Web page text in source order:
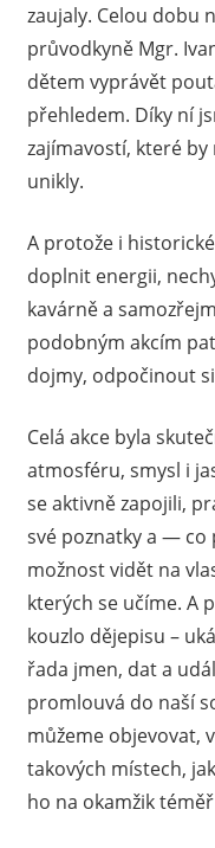
zaujaly. Celou dobu
průvodkyně Mgr.
dětem vyprávět
přehledem. Díky ní
zajímavostí, které
unikly.
A protože i
doplnit energii,
kavárně a
podobným akcím
dojmy, odpočinout
Celá akce byla
atmosféru, smysl i
se aktivně zapojili,
své poznatky a — co
možnost vidět na
kterých se učíme. A
kouzlo dějepisu –
řada jmen, dat a
promlouvá do naší
můžeme objevovat,
takových místech,
ho na okamžik